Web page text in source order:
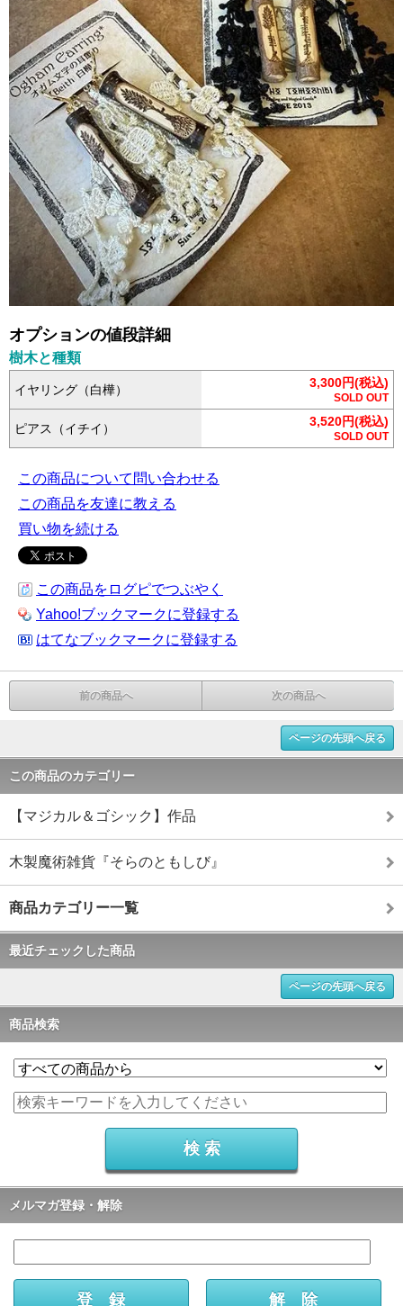
オプションの値段詳細
樹木と種類
イヤリング（白樺） 3,300円(税込)
SOLD OUT
ピアス（イチイ） 3,520円(税込)
SOLD OUT
この商品について問い合わせる
この商品を友達に教える
買い物を続ける
この商品をログピでつぶやく
Yahoo!ブックマークに登録する
はてなブックマークに登録する
前の商品へ 次の商品へ
ページの先頭へ戻る
この商品のカテゴリー
【マジカル＆ゴシック】作品
木製魔術雑貨『そらのともしび』
商品カテゴリー一覧
最近チェックした商品
ページの先頭へ戻る
商品検索
メルマガ登録・解除